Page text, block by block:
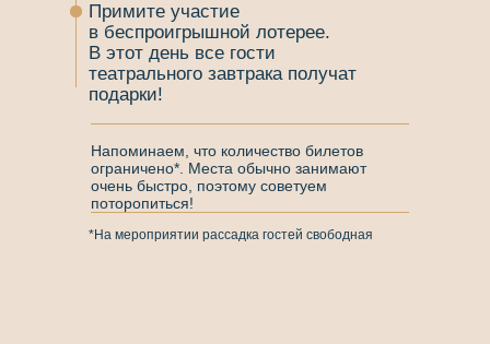
Напоминаем, что количество билетов
ограничено*. Места обычно занимают
очень быстро, поэтому советуем
поторопиться!
Примите участие
в беспроигрышной лотерее.
В этот день все гости
театрального завтрака получат
подарки!
*На мероприятии рассадка гостей свободная